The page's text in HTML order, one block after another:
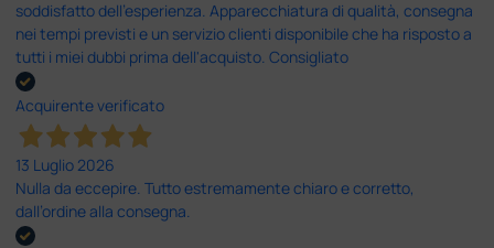
soddisfatto dell'esperienza. Apparecchiatura di qualità, consegna
nei tempi previsti e un servizio clienti disponibile che ha risposto a
tutti i miei dubbi prima dell'acquisto. Consigliato
Acquirente verificato
13 Luglio 2026
Nulla da eccepire. Tutto estremamente chiaro e corretto,
dall’ordine alla consegna.